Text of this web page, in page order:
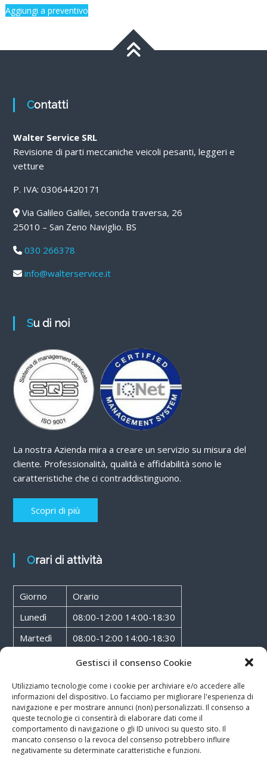
Gestisci il consenso Cookie
Utilizziamo tecnologie come i cookie per archiviare e/o accedere alle
informazioni del dispositivo. Lo facciamo per migliorare l'esperienza di
navigazione e per mostrare annunci (non) personalizzati. Il consenso a
queste tecnologie ci consentirà di elaborare dati come il
comportamento di navigazione o gli ID univoci su questo sito. Il
mancato consenso o la revoca del consenso potrebbero influire
negativamente su determinate caratteristiche e funzioni.
Aggiungi a preventivo
Contatti
Walter Service SRL
Revisione di parti meccaniche veicoli pesanti, leggeri e
vetture
P. IVA: 03064420171
Via Galileo Galilei, seconda traversa, 26
25010 – San Zeno Naviglio. BS
030 266378
info@walterservice.it
Su di noi
La nostra Azienda mira a creare un servizio su misura del
cliente. Professionalità, qualità e affidabilità sono le
caratteristiche che ci contraddistinguono.
Scopri di più
Orari di attività
Giorno
Orario
Lunedì
08:00-12:00 14:00-18:30
Martedì
08:00-12:00 14:00-18:30
08:00-12:00 14:00-18:30
Venerdì
08:00-12:00 14:00-18:30
Sabato
08:00-12:00